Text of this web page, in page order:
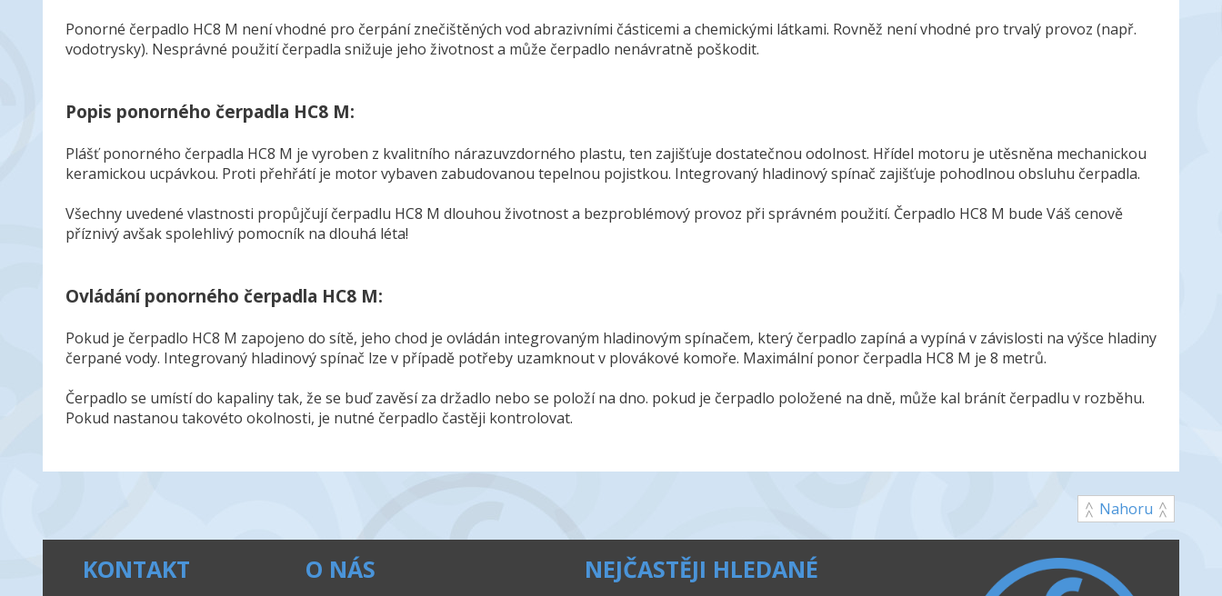
Ponorné čerpadlo HC8 M není vhodné pro čerpání znečištěných vod abrazivními částicemi a chemickými látkami. Rovněž není vhodné pro trvalý provoz (např.
vodotrysky). Nesprávné použití čerpadla snižuje jeho životnost a může čerpadlo nenávratně poškodit.
Popis ponorného čerpadla HC8 M:
Plášť ponorného čerpadla HC8 M je vyroben z kvalitního nárazuvzdorného plastu, ten zajišťuje dostatečnou odolnost. Hřídel motoru je utěsněna mechanickou
keramickou ucpávkou. Proti přehřátí je motor vybaven zabudovanou tepelnou pojistkou. Integrovaný hladinový spínač zajišťuje pohodlnou obsluhu čerpadla.
Všechny uvedené vlastnosti propůjčují čerpadlu HC8 M dlouhou životnost a bezproblémový provoz při správném použití. Čerpadlo HC8 M bude Váš cenově
příznivý avšak spolehlivý pomocník na dlouhá léta!
Ovládání ponorného čerpadla HC8 M:
Pokud je čerpadlo HC8 M zapojeno do sítě, jeho chod je ovládán integrovaným hladinovým spínačem, který čerpadlo zapíná a vypíná v závislosti na výšce hladiny
čerpané vody. Integrovaný hladinový spínač lze v případě potřeby uzamknout v plovákové komoře. Maximální ponor čerpadla HC8 M je 8 metrů.
Čerpadlo se umístí do kapaliny tak, že se buď zavěsí za držadlo nebo se položí na dno. pokud je čerpadlo položené na dně, může kal bránít čerpadlu v rozběhu.
Pokud nastanou takovéto okolnosti, je nutné čerpadlo častěji kontrolovat.
Nahoru
KONTAKT O NÁS NEJČASTĚJI HLEDANÉ